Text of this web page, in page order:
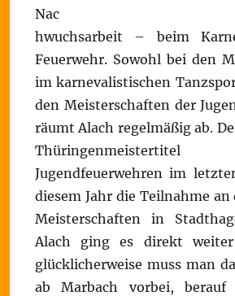
Nac
hwuchsarbeit – beim
Feuerwehr. Sowohl bei den
im karnevalistischen
den Meisterschaften der
räumt Alach regelmäßig ab.
Jugendfeuerwehren im
diesem Jahr die Teilnahme an
Meisterschaften in
Alach ging es direkt
glücklicherweise muss man
ab Marbach vorbei, berauf